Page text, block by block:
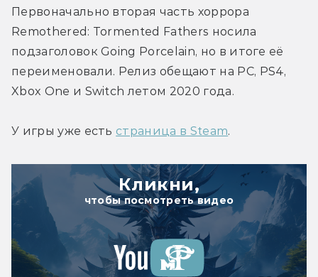
Первоначально вторая часть хоррора
Remothered: Tormented Fathers носила
подзаголовок Going Porcelain, но в итоге её
переименовали. Релиз обещают на PC, PS4,
Xbox One и Switch летом 2020 года.
У игры уже есть страница в Steam.
Кликни,
чтобы посмотреть видео